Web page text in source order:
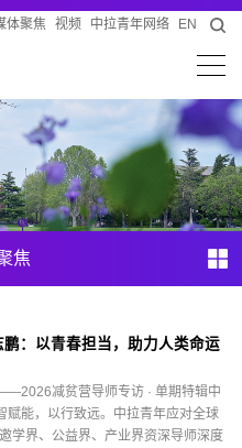
体聚焦 视频 中拉青年网络 EN
焦
鹏：以青春担当，助力人类命运
减贫营导师专访 · 单期特辑中
赋能，以行致远。中拉青年应对全球
界、公益界、产业界资深导师深度